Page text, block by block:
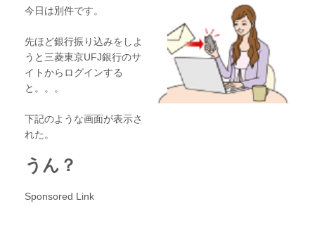
今日は別件です。
先ほど銀行振り込みをしよ
うと三菱東京UFJ銀行のサ
イトからログインする
と。。。
下記のような画面が表示さ
れた。
うん？
Sponsored Link